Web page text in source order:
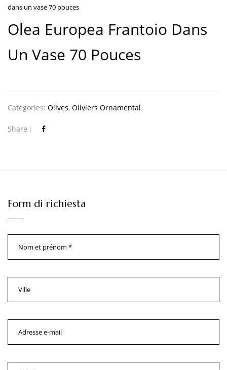
dans un vase 70 pouces
Olea Europea Frantoio Dans
Un Vase 70 Pouces
Categories: Olives, Oliviers Ornamental
Share :
Form di richiesta